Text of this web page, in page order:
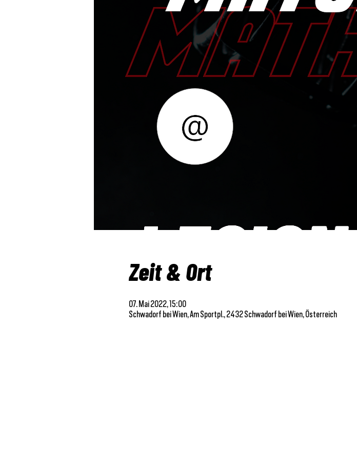
Zeit & Ort
07. Mai 2022, 15:00
Schwadorf bei Wien, Am Sportpl., 2432 Schwadorf bei Wien, Österreich